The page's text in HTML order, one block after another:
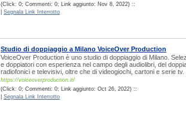
(Click: 0; Commenti: 0; Link aggiunto: Nov 8, 2022) ::
Segnala Link Interrotto
Studio di doppiaggio a Milano VoiceOver Production
VoiceOver Production è uno studio di doppiaggio di Milano.
e doppiatori con esperienza nel campo degli audiolibri, del
radiofonici e televisivi, oltre che di videogiochi, cartoni e serie tv.
https://voiceoverproduction.it/
(Click: 0; Commenti: 0; Link aggiunto: Oct 26, 2022) ::
Segnala Link Interrotto